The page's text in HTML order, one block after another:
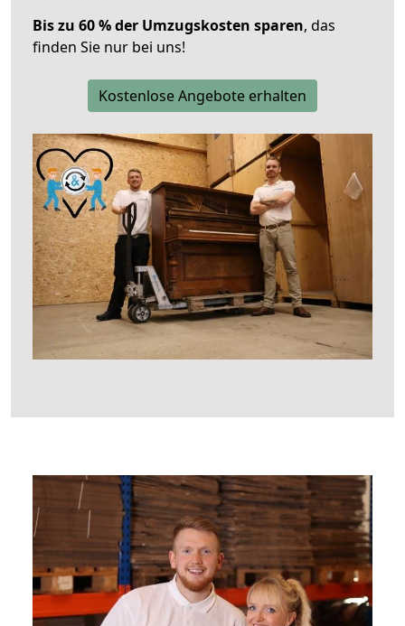
Bis zu 60 % der Umzugskosten sparen, das
finden Sie nur bei uns!
Kostenlose Angebote erhalten